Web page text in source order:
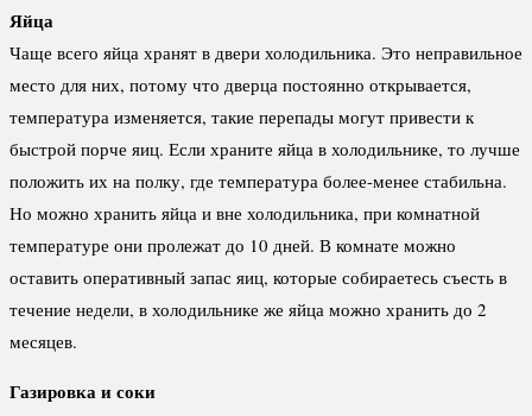
Яйца
Чаще всего яйца хранят в двери холодильника. Это неправильное
место для них, потому что дверца постоянно открывается,
температура изменяется, такие перепады могут привести к
быстрой порче яиц. Если храните яйца в холодильнике, то лучше
положить их на полку, где температура более-менее стабильна.
Но можно хранить яйца и вне холодильника, при комнатной
температуре они пролежат до 10 дней. В комнате можно
оставить оперативный запас яиц, которые собираетесь съесть в
течение недели, в холодильнике же яйца можно хранить до 2
месяцев.
Газировка и соки